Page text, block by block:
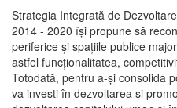
Strategia Integrată de
2014 - 2020 își propune să
periferice şi spaţiile publice
astfel funcţionalitatea,
Totodată, pentru a-şi consolida
va investi în dezvoltarea şi